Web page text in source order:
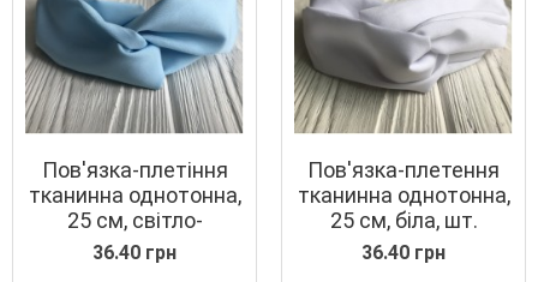
Пов'язка-плетіння
тканинна однотонна,
25 см, світло-
бірюзова, шт.
36.40 грн
Пов'язка-плетення
тканинна однотонна,
25 см, біла, шт.
36.40 грн